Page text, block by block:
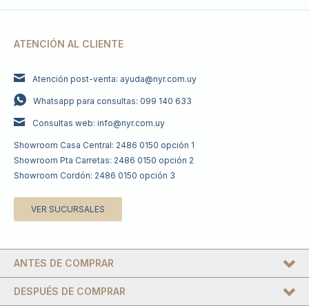
ATENCIÓN AL CLIENTE
Atención post-venta: ayuda@nyr.com.uy
Whatsapp para consultas: 099 140 633
Consultas web: info@nyr.com.uy
Showroom Casa Central: 2486 0150 opción 1
Showroom Pta Carretas: 2486 0150 opción 2
Showroom Cordón: 2486 0150 opción 3
VER SUCURSALES
DESPUÉS DE COMPRAR
ANTES DE COMPRAR